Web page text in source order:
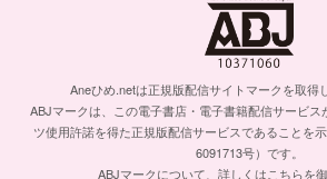
Aneひめ.netは正規版配信サイトマークを取得
ABJマークは、この電子書店・電子書籍配信サービス
ツ使用許諾を得た正規版配信サービスであることを
6091713号）です。
ABJマークについて、詳しくはこちらを御